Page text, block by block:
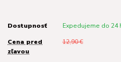
Dostupnosť Expedujeme do 24
Cena pred
zľavou
12,90 €